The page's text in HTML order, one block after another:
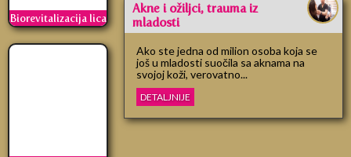
Biorevitalizacija lica
Akne i ožiljci, trauma iz
mladosti
Ako ste jedna od milion osoba koja se
još u mladosti suočila sa aknama na
svojoj koži, verovatno...
DETALJNIJE